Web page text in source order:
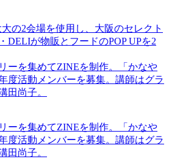
大の2会場を使用し、大阪のセレクト
DELIが物販とフードのPOP UPを2
ーを集めてZINEを制作。「かなや
度活動メンバーを募集。講師はグラ
田尚子。
ーを集めてZINEを制作。「かなや
度活動メンバーを募集。講師はグラ
田尚子。